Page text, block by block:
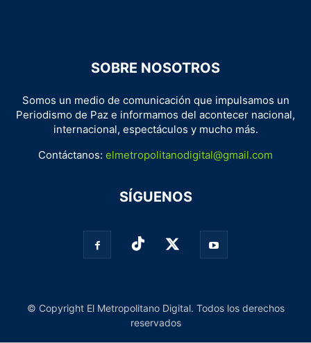
SOBRE NOSOTROS
Somos un medio de comunicación que impulsamos un
Periodismo de Paz e informamos del acontecer nacional,
internacional, espectáculos y mucho más.
Contáctanos: elmetropolitanodigital@gmail.com
SÍGUENOS
© Copyright El Metropolitano Digital. Todos los derechos
reservados